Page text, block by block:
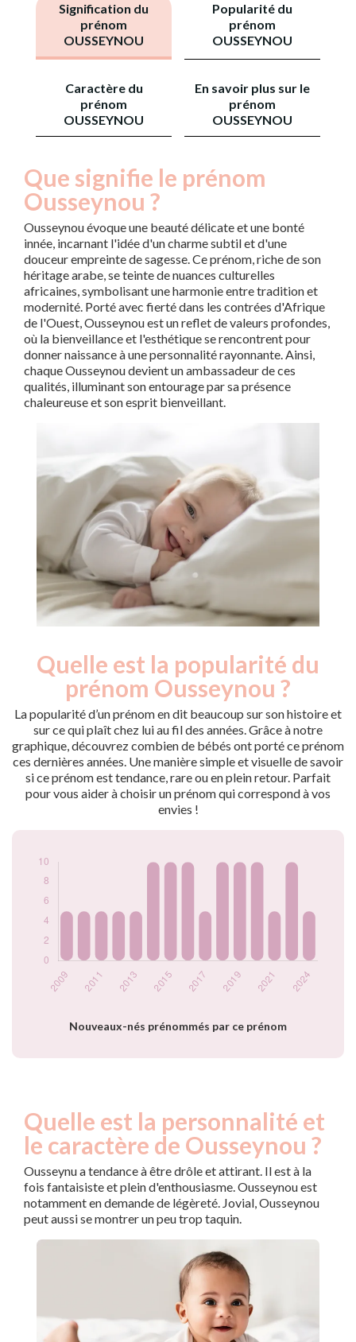
Signification du
prénom
OUSSEYNOU
Popularité du
prénom
OUSSEYNOU
Caractère du
prénom
OUSSEYNOU
En savoir plus sur le
prénom
OUSSEYNOU
Que signifie le prénom
Ousseynou ?
Ousseynou évoque une beauté délicate et une bonté
innée, incarnant l'idée d'un charme subtil et d'une
douceur empreinte de sagesse. Ce prénom, riche de son
héritage arabe, se teinte de nuances culturelles
africaines, symbolisant une harmonie entre tradition et
modernité. Porté avec fierté dans les contrées d'Afrique
de l'Ouest, Ousseynou est un reflet de valeurs profondes,
où la bienveillance et l'esthétique se rencontrent pour
donner naissance à une personnalité rayonnante. Ainsi,
chaque Ousseynou devient un ambassadeur de ces
qualités, illuminant son entourage par sa présence
chaleureuse et son esprit bienveillant.
Quelle est la popularité du
prénom Ousseynou ?
La popularité d’un prénom en dit beaucoup sur son histoire et
sur ce qui plaît chez lui au fil des années. Grâce à notre
graphique, découvrez combien de bébés ont porté ce prénom
ces dernières années. Une manière simple et visuelle de savoir
si ce prénom est tendance, rare ou en plein retour. Parfait
pour vous aider à choisir un prénom qui correspond à vos
envies !
Nouveaux-nés prénommés par ce prénom
Popularité du
prénom Ousseynou
Année
Nouveaux-
nés
2010
5
2011
5
2012
5
2013
5
2014
10
2015
10
2019
Quelle est la personnalité et
le caractère de Ousseynou ?
Ousseynu a tendance à être drôle et attirant. Il est à la
fois fantaisiste et plein d'enthousiasme. Ousseynou est
notamment en demande de légèreté. Jovial, Ousseynou
peut aussi se montrer un peu trop taquin.